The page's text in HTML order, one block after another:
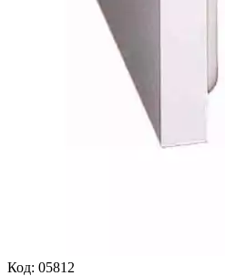
Код: 05812